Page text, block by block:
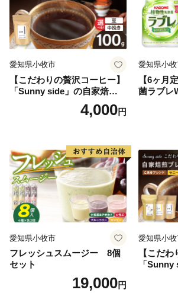
愛知県小牧市
【こだわりの贅沢コーヒー】
「Sunny side」の自家焙煎珈
琲ストロングブレンド（100
4,000円
愛知県小
【6ヶ月
菌ラブ
愛知県小牧市
フレッシュスムージー 8個
セット
19,000円
愛知県小
【こだ
「Sunny
琲ブレ